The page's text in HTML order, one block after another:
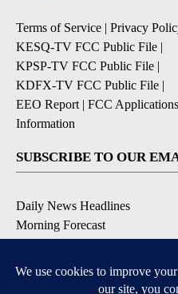
Terms of Service Privacy
KESQ-TV FCC Public File
KPSP-TV FCC Public File
KDFX-TV FCC Public File
EEO Report| FCC Applications
Information
SUBSCRIBE TO OUR
Daily News Headlines
Morning Forecast
Severe Weather
Contests & Promotions